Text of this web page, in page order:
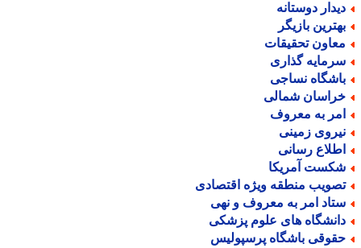
دوستانه
بازیگر
تحقیقات
گذاری
نساجی
شمالی
به معروف
زمینی
رسانی
آمریکا
منطقه ویژه اقتصادی
امر به معروف و نهی
های علوم پزشکی
باشگاه پرسپولیس